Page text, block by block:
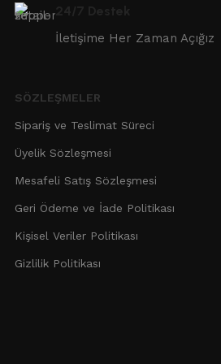
24/7 Destek
İletişime Her Zaman Açığız
SÖZLEŞMELER
Sipariş ve Teslimat Süreci
Üyelik Sözleşmesi
Mesafeli Satış Sözleşmesi
Geri Ödeme ve İade Politikası
Kişisel Veriler Politikası
Gizlilik Politikası